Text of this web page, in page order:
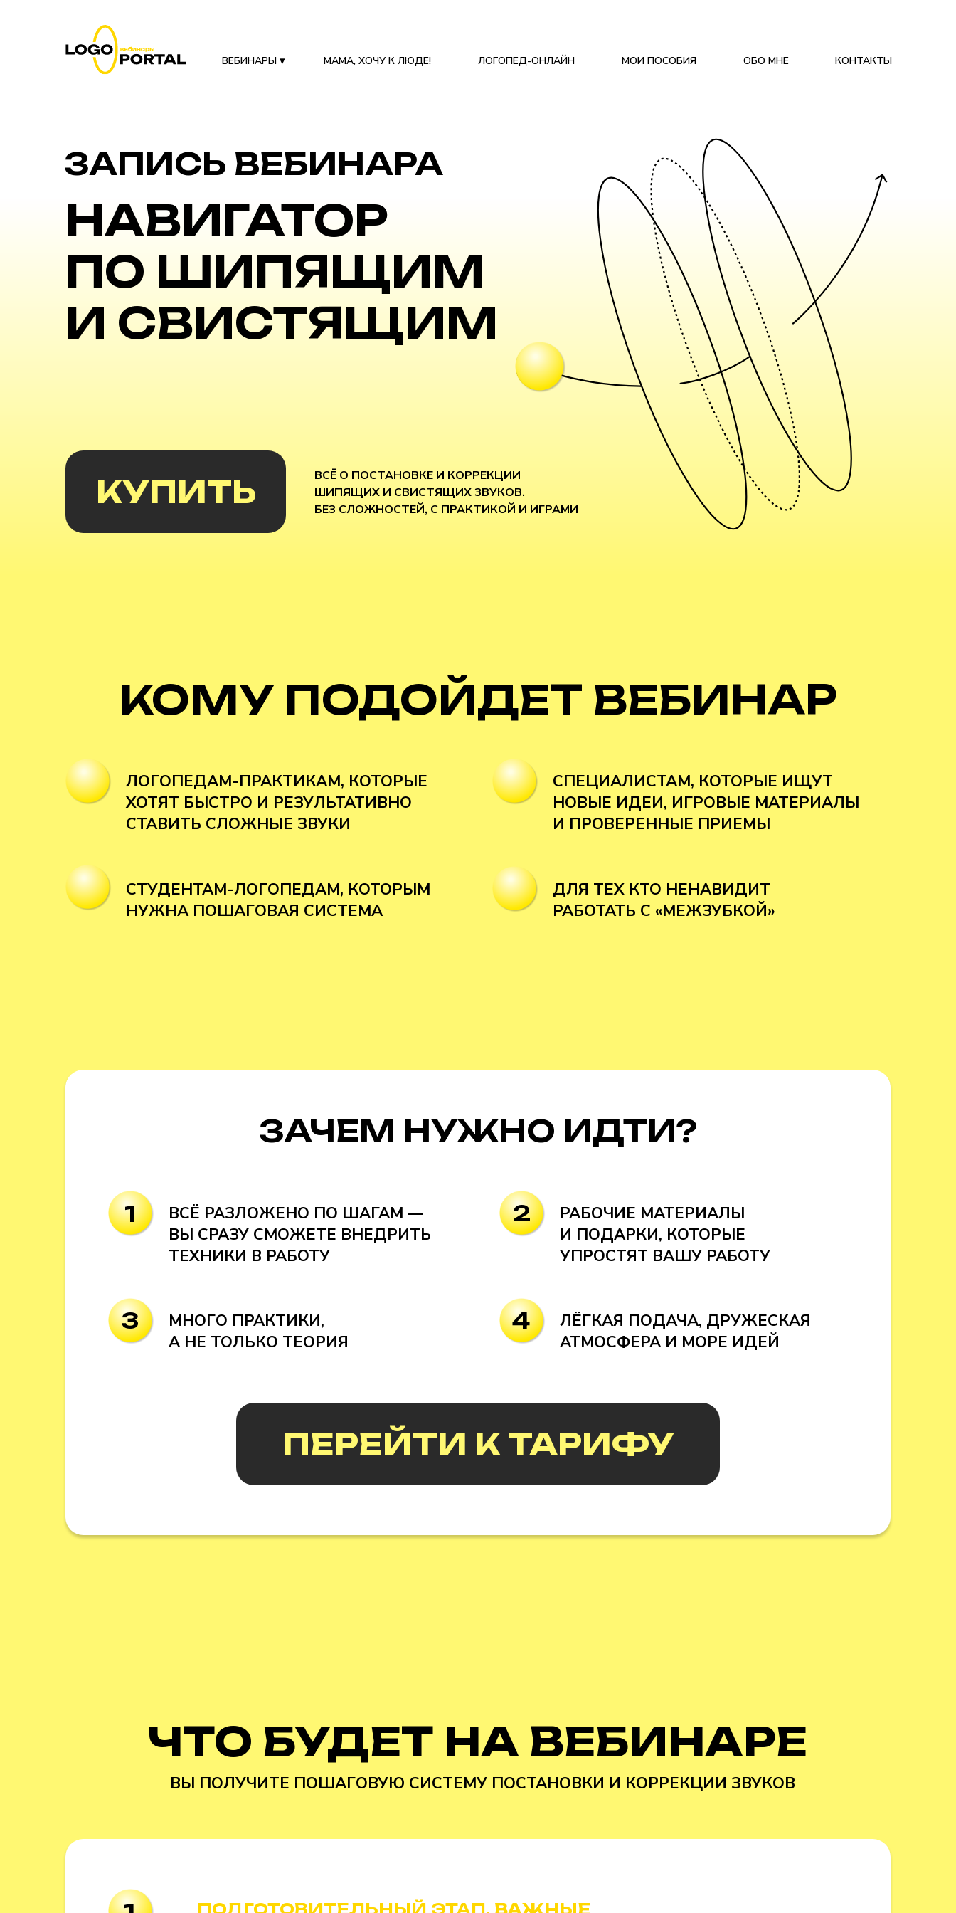
МАМА, ХОЧУ К ЛЮДЕ!
ВЕБИНАРЫ ▾ МОИ ПОСОБИЯ ОБО МНЕ КОНТАКТЫ
ЛОГОПЕД-ОНЛАЙН
ЗАПИСЬ ВЕБИНАРА
НАВИГАТОР
ПО ШИПЯЩИМ
И СВИСТЯЩИМ
ВСЁ О ПОСТАНОВКЕ И КОРРЕКЦИИ
ШИПЯЩИХ И СВИСТЯЩИХ ЗВУКОВ.
БЕЗ СЛОЖНОСТЕЙ, С ПРАКТИКОЙ И ИГРАМИ
КУПИТЬ
СТУДЕНТАМ-ЛОГОПЕДАМ, КОТОРЫМ
НУЖНА ПОШАГОВАЯ СИСТЕМА
ДЛЯ ТЕХ КТО НЕНАВИДИТ
РАБОТАТЬ С «МЕЖЗУБКОЙ»
СПЕЦИАЛИСТАМ, КОТОРЫЕ ИЩУТ
НОВЫЕ ИДЕИ, ИГРОВЫЕ МАТЕРИАЛЫ
И ПРОВЕРЕННЫЕ ПРИЕМЫ
КОМУ ПОДОЙДЕТ ВЕБИНАР
ЛОГОПЕДАМ-ПРАКТИКАМ, КОТОРЫЕ
ХОТЯТ БЫСТРО И РЕЗУЛЬТАТИВНО
СТАВИТЬ СЛОЖНЫЕ ЗВУКИ
1 2
3 4
ВСЁ РАЗЛОЖЕНО ПО ШАГАМ —
ВЫ СРАЗУ СМОЖЕТЕ ВНЕДРИТЬ
ТЕХНИКИ В РАБОТУ
ЛЁГКАЯ ПОДАЧА, ДРУЖЕСКАЯ
АТМОСФЕРА И МОРЕ ИДЕЙ
МНОГО ПРАКТИКИ,
А НЕ ТОЛЬКО ТЕОРИЯ
РАБОЧИЕ МАТЕРИАЛЫ
И ПОДАРКИ, КОТОРЫЕ
УПРОСТЯТ ВАШУ РАБОТУ
ПЕРЕЙТИ К ТАРИФУ
ЗАЧЕМ НУЖНО ИДТИ?
ПОДГОТОВИТЕЛЬНЫЙ ЭТАП. ВАЖНЫЕ
ВЫ ПОЛУЧИТЕ ПОШАГОВУЮ СИСТЕМУ ПОСТАНОВКИ И КОРРЕКЦИИ ЗВУКОВ
ЧТО БУДЕТ НА ВЕБИНАРЕ